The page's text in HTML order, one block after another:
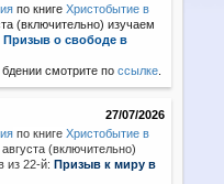
по книгеХристобытие в
(включительно) изучаем
Призыв о свободе в
бдении смотрите поссылке
27/07/2026
по книгеХристобытие в
(включительно)
из 22-й:Призыв к миру в